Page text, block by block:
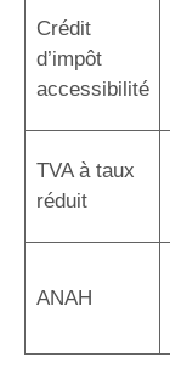
Crédit
d’impôt
accessibilité
TVA à taux
réduit
ANAH